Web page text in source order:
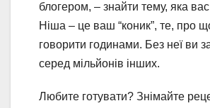
блогером, – знайти тему, яка
Ніша – це ваш “коник”, те, про
говорити годинами. Без неї ви
серед мільйонів інших.
Любите готувати? Знімайте